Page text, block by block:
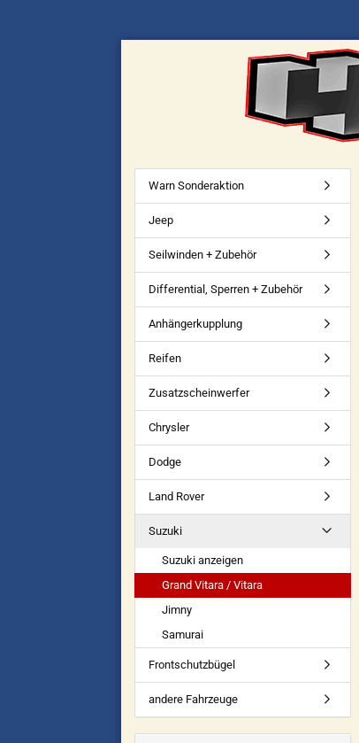
Warn Sonderaktion
Jeep
Seilwinden + Zubehör
Differential, Sperren + Zubehör
Anhängerkupplung
Reifen
Zusatzscheinwerfer
Chrysler
Dodge
Land Rover
Suzuki
Suzuki anzeigen
Grand Vitara / Vitara
Jimny
Samurai
Frontschutzbügel
andere Fahrzeuge